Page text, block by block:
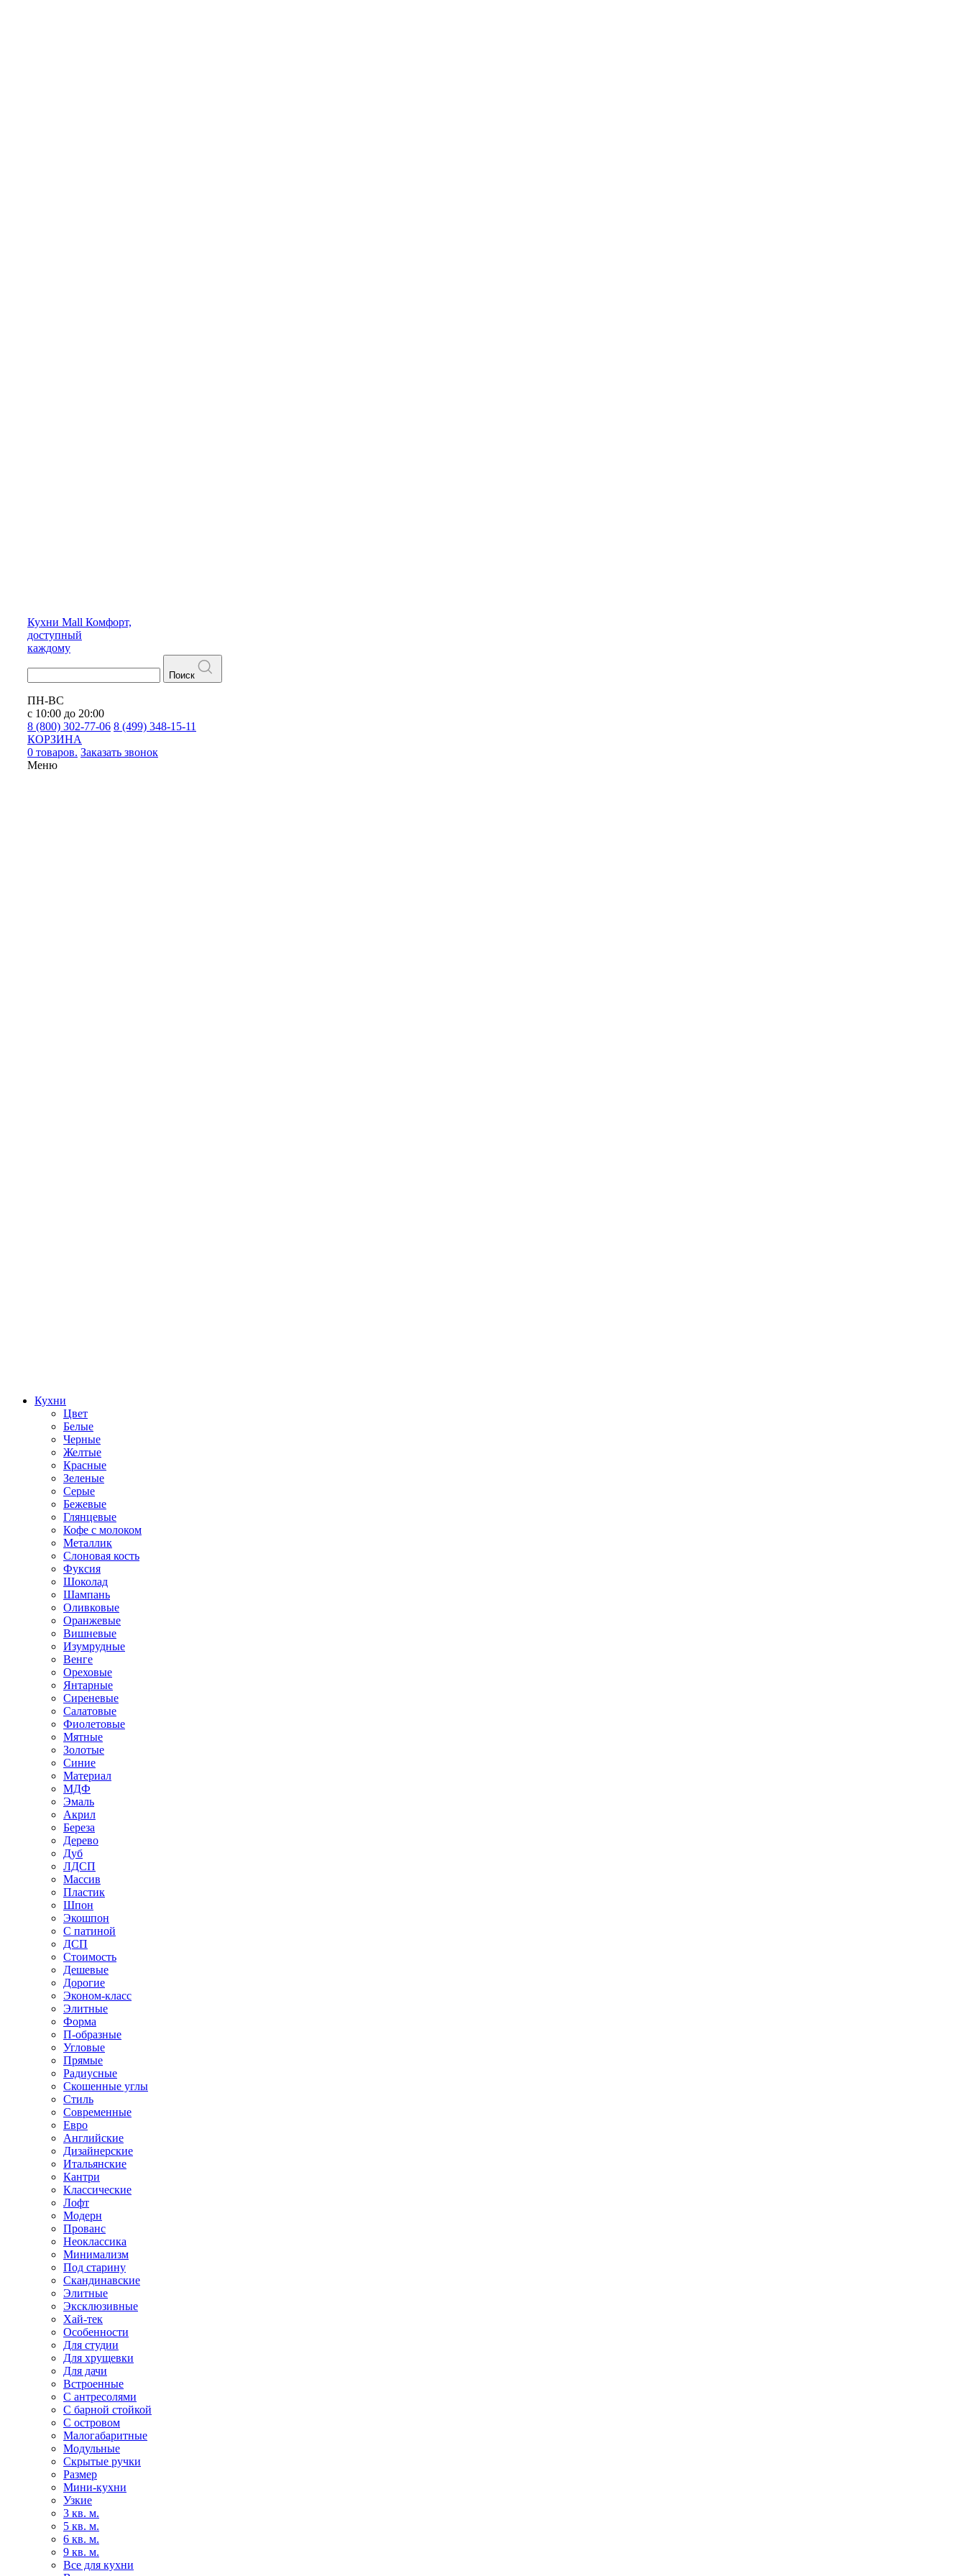
Кухни Mall Комфорт,
доступный
каждому
Поиск
ПН-ВС
с 10:00 до 20:00
8 (800) 302-77-06 8 (499) 348-15-11
КОРЗИНА
0 товаров. Заказать звонок
Меню
Кухни
Цвет
Белые
Черные
Желтые
Красные
Зеленые
Серые
Бежевые
Глянцевые
Кофе с молоком
Металлик
Слоновая кость
Фуксия
Шоколад
Шампань
Оливковые
Оранжевые
Вишневые
Изумрудные
Венге
Ореховые
Янтарные
Сиреневые
Салатовые
Фиолетовые
Мятные
Золотые
Синие
Материал
МДФ
Эмаль
Акрил
Береза
Дерево
Дуб
ЛДСП
Массив
Пластик
Шпон
Экошпон
С патиной
ДСП
Стоимость
Дешевые
Дорогие
Эконом-класс
Элитные
Форма
П-образные
Угловые
Прямые
Радиусные
Скошенные углы
Стиль
Современные
Евро
Английские
Дизайнерские
Итальянские
Кантри
Классические
Лофт
Модерн
Прованс
Неоклассика
Минимализм
Под старину
Скандинавские
Элитные
Эксклюзивные
Хай-тек
Особенности
Для студии
Для хрущевки
Для дачи
Встроенные
С антресолями
С барной стойкой
С островом
Малогабаритные
Модульные
Скрытые ручки
Размер
Мини-кухни
Узкие
3 кв. м.
5 кв. м.
6 кв. м.
9 кв. м.
Все для кухни